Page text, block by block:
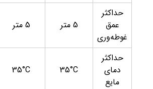
حداکثر
عمق
غوطه‌وری
5 متر 5 متر
حداکثر
دمای
مایع
35°C
35°C